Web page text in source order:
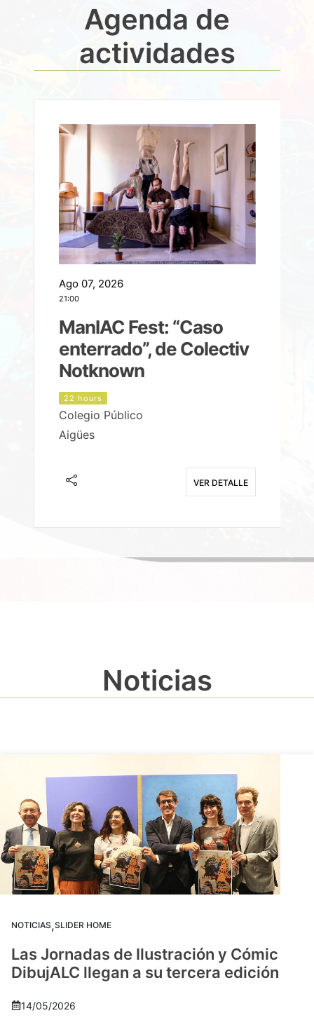
Agenda de
actividades
Ago 07, 2026
21:00
ManIAC Fest: “Caso
enterrado”, de Colectiv
Notknown
22 hours
Colegio Público
Aigües
VER DETALLE
Noticias
NOTICIAS,SLIDER HOME
Las Jornadas de Ilustración y Cómic
DibujALC llegan a su tercera edición
14/05/2026